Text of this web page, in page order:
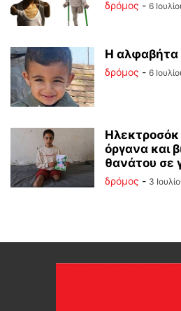
δρόμος - 6
Η αλφαβήτα
δρόμος - 6
Ηλεκτροσόκ
όργανα και
θανάτου σε
δρόμος - 3